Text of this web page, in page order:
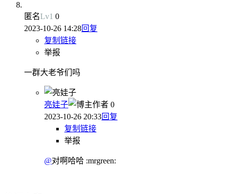
匿名Lv1 0
2023-10-26 14:28回复
复制链接
举报
一群大老爷们吗
亮娃子 作者 0
2023-10-26 20:33回复
复制链接
举报
@对啊哈哈 :mrgreen: